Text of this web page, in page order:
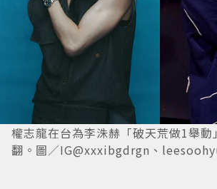
權志龍在台為李洙赫「破天荒做1舉動
翻。圖／IG@xxxibgdrgn、